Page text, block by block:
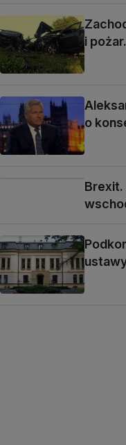
i
o